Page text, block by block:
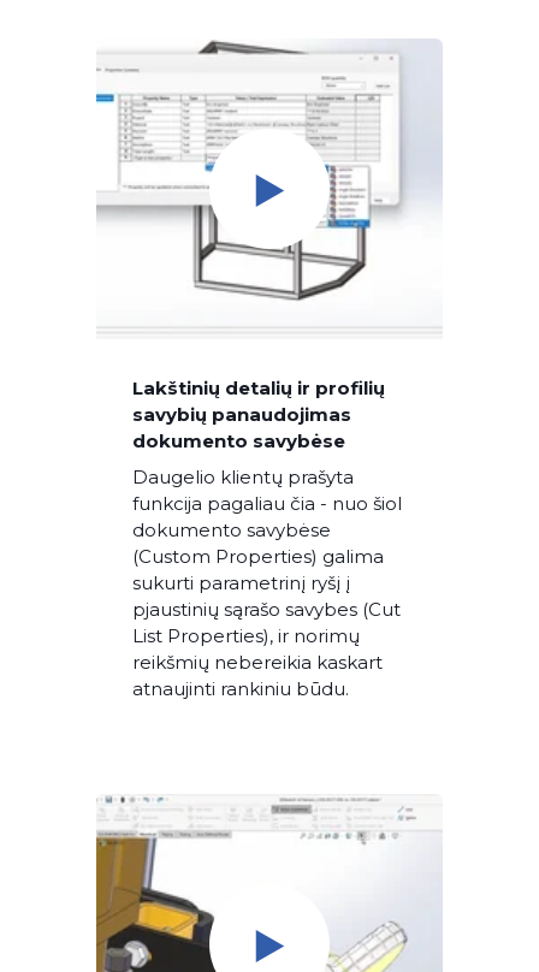
Lakštinių detalių ir profilių
savybių panaudojimas
dokumento savybėse
Daugelio klientų prašyta
funkcija pagaliau čia - nuo šiol
dokumento savybėse
(Custom Properties) galima
sukurti parametrinį ryšį į
pjaustinių sąrašo savybes (Cut
List Properties), ir norimų
reikšmių nebereikia kaskart
atnaujinti rankiniu būdu.